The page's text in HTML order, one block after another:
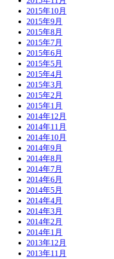
2015年10月
2015年9月
2015年8月
2015年7月
2015年6月
2015年5月
2015年4月
2015年3月
2015年2月
2015年1月
2014年12月
2014年11月
2014年10月
2014年9月
2014年8月
2014年7月
2014年6月
2014年5月
2014年4月
2014年3月
2014年2月
2014年1月
2013年12月
2013年11月